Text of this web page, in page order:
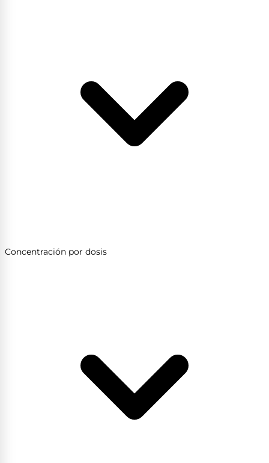
Concentración por dosis